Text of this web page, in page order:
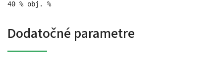
40 % obj. %
Dodatočné parametre